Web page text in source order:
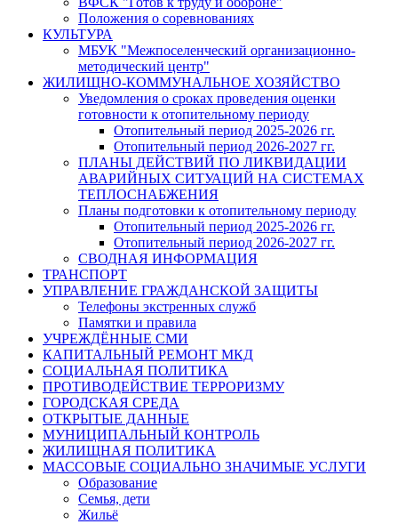
Положения о соревнованиях
КУЛЬТУРА
МБУК "Межпоселенческий организационно-
методический центр"
ЖИЛИЩНО-КОММУНАЛЬНОЕ ХОЗЯЙСТВО
Уведомления о сроках проведения оценки
готовности к отопительному периоду
Отопительный период 2025-2026 гг.
Отопительный период 2026-2027 гг.
ПЛАНЫ ДЕЙСТВИЙ ПО ЛИКВИДАЦИИ
АВАРИЙНЫХ СИТУАЦИЙ НА СИСТЕМАХ
ТЕПЛОСНАБЖЕНИЯ
Планы подготовки к отопительному периоду
Отопительный период 2025-2026 гг.
Отопительный период 2026-2027 гг.
СВОДНАЯ ИНФОРМАЦИЯ
ТРАНСПОРТ
УПРАВЛЕНИЕ ГРАЖДАНСКОЙ ЗАЩИТЫ
Телефоны экстренных служб
Памятки и правила
УЧРЕЖДЁННЫЕ СМИ
КАПИТАЛЬНЫЙ РЕМОНТ МКД
СОЦИАЛЬНАЯ ПОЛИТИКА
ПРОТИВОДЕЙСТВИЕ ТЕРРОРИЗМУ
ГОРОДСКАЯ СРЕДА
ОТКРЫТЫЕ ДАННЫЕ
МУНИЦИПАЛЬНЫЙ КОНТРОЛЬ
ЖИЛИЩНАЯ ПОЛИТИКА
МАССОВЫЕ СОЦИАЛЬНО ЗНАЧИМЫЕ УСЛУГИ
Образование
Семья, дети
Жильё